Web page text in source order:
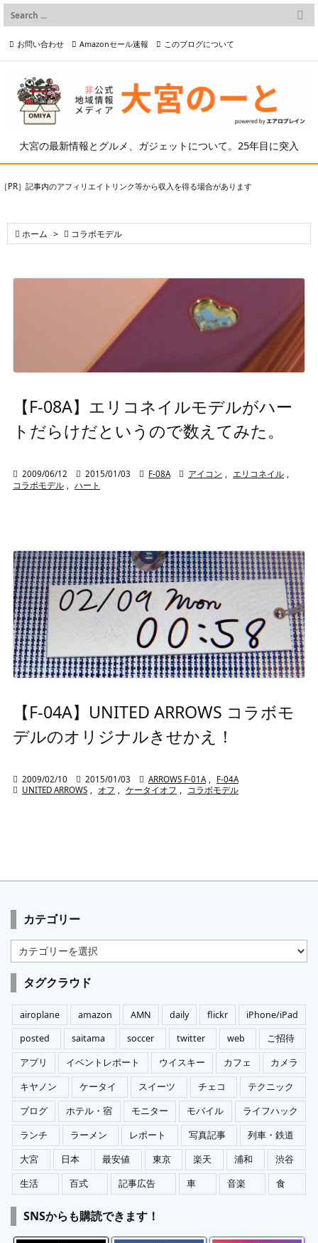
大宮の最新情報とグルメ、ガジェットについて。25年目に突入

メニュー

検索
お問い合わせ Amazonセール速報 このブログについて
プライバシーポリシー等
［PR］記事内のアフィリエイトリンク等から収入を得る場合があります
 ホーム >  コラボモデル
【F-08A】エリコネイルモデルがハー
トだらけだというので数えてみた。
 2009/06/12  2015/01/03  F-08A  アイコン エリコネイル
コラボモデル
ハート
【F-04A】UNITED ARROWS コラボモ
デルのオリジナルきせかえ！
 2009/02/10  2015/01/03  ARROWS F-01A
F-04A
 UNITED ARROWS オフ ケータイオフ コラボモデル
カテゴリー
テ
ゴ
ー
タグクラウド
airoplane amazon AMN daily flickr
iPhone/iPad
posted
saitama soccer twitter web
ご招待
アプリ
イベントレポート ウイスキー カフェ
カメラ
キヤノン
ケータイ スイーツ チェコ
テクニック
ブログ
ホテル・宿 モニター モバイル
ライフハック
ランチ
ラーメン レポート 写真記事
列車・鉄道
大宮
日本 最安値 東京 楽天 浦和
渋谷
生活
百式 記事広告 車 音楽 食
SNSからも購読できます！